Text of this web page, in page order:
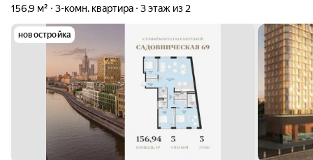
156,9 м² 3-комн. квартира 3 этаж из 2
новостройка